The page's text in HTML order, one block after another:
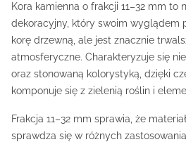
Kora kamienna o frakcji 11–32 mm to
dekoracyjny, który swoim wyglądem
korę drzewną, ale jest znacznie
atmosferyczne. Charakteryzuje się
oraz stonowaną kolorystyką, dzięki
komponuje się z zielenią roślin i
Frakcja 11–32 mm sprawia, że
sprawdza się w różnych